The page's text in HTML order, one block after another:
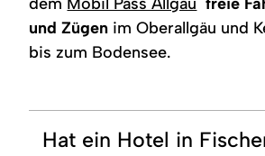
und Zügen im Oberallgäu und
bis zum Bodensee.
Hat ein Hotel in